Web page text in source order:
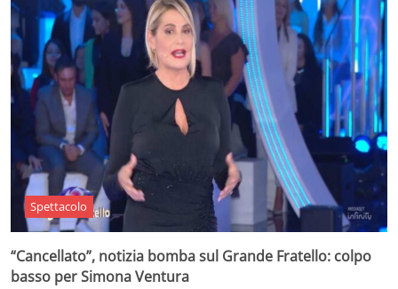
Spettacolo
“Cancellato”, notizia bomba sul Grande Fratello: colpo
basso per Simona Ventura